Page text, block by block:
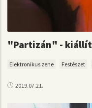
"Partizán" -
Elektronikus zene Festészet
2019.07.21.